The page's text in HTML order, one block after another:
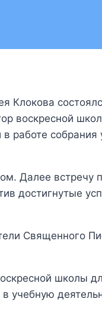
Клокова
воскресной
работе
Далее
достигнутые
Священного
школы
учебную